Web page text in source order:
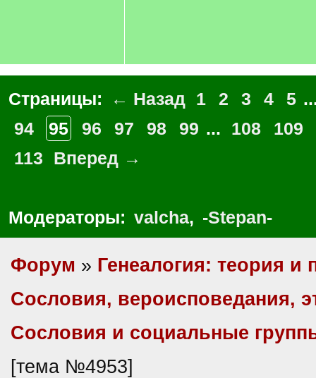
Страницы: ← Назад 1 2 3 4 5
94
95 96 97 98 99 ... 108
109
113
Вперед →
Модераторы: valcha, -Stepan-
Форум » Генеалогия: теория и
Сословия, вероисповедания,
Сословия и социальные
[тема №4953]